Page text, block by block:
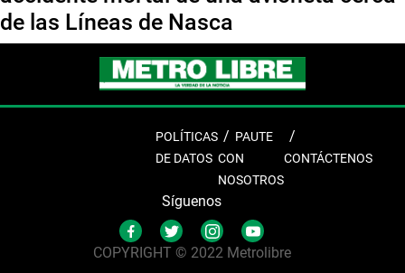
de las Líneas de Nasca
POLÍTICAS
DE DATOS
PAUTE
CON
NOSOTROS
CONTÁCTENOS
Síguenos
COPYRIGHT © 2022 Metrolibre